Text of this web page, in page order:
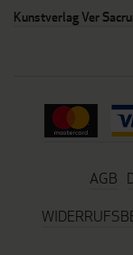
Kunstverlag Ver
AGB